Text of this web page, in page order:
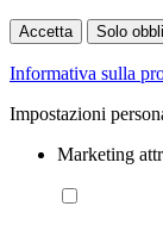
Accetta Solo
Informativa sulla
Impostazioni
Marketing